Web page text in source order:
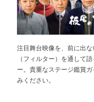
注目舞台映像を、前に出
（フィルター）を通して
ー。貴重なステージ鑑賞
みください。